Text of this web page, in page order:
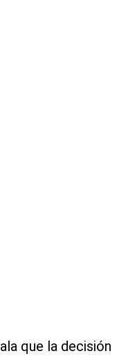
que la decisión